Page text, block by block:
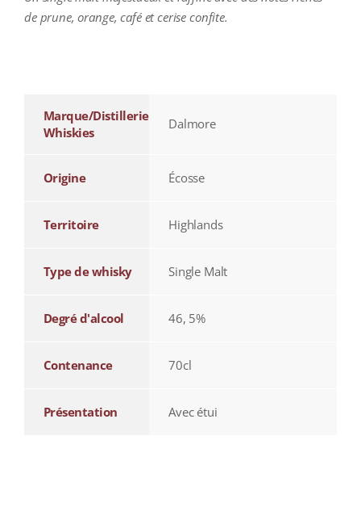
de prune, orange, café et cerise confite.
Marque/Distillerie
Whiskies
Dalmore
Origine Écosse
Territoire Highlands
Type de whisky Single Malt
Degré d'alcool 46, 5%
Contenance 70cl
Présentation Avec étui